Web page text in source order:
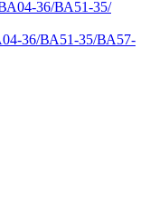
36/ВА51-35/ВА57-